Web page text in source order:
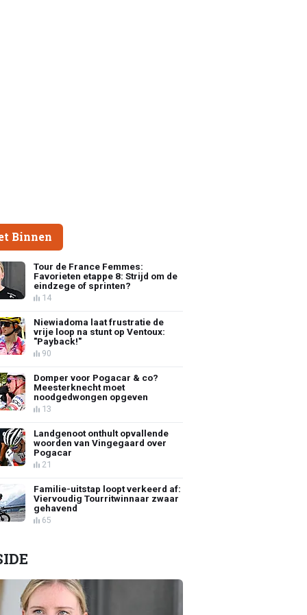
Binnen
Tour de France Femmes:
Favorieten etappe 8: Strijd om de
eindzege of sprinten?
14
Niewiadoma laat frustratie de
vrije loop na stunt op Ventoux:
"Payback!"
90
Domper voor Pogacar & co?
Meesterknecht moet
noodgedwongen opgeven
13
Landgenoot onthult opvallende
woorden van Vingegaard over
Pogacar
21
Familie-uitstap loopt verkeerd af:
Viervoudig Tourritwinnaar zwaar
gehavend
65